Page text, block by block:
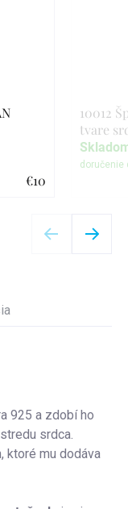
€10
10012
tvare
925 a zdobí ho
srdca.
ktoré mu dodáva